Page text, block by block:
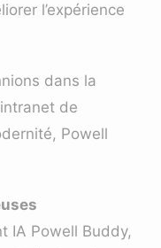
l’expérience
dans la
de
Powell
IA Powell Buddy,